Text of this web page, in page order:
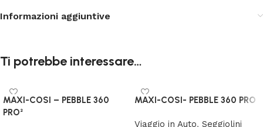
Informazioni aggiuntive
Ti potrebbe interessare…
MAXI-COSI – PEBBLE 360
PRO²
MAXI-COSI- PEBBLE 360 PRO
Viaggio in Auto, Seggiolini